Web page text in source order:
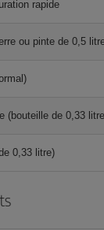
rapide
ou pinte de 0,5
(bouteille de 0,33
0,33 litre)